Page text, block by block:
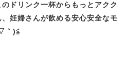
ドリンク一杯から も っとアクク
妊婦さんが飲める安心安全なモ
｀)≦